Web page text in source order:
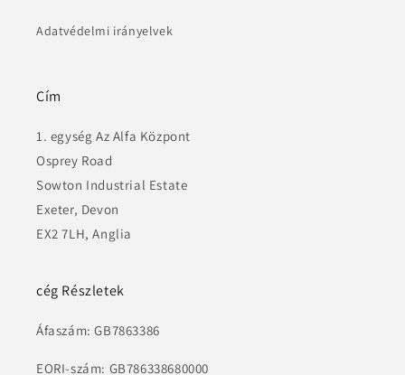
Adatvédelmi irányelvek
Cím
1. egység Az Alfa Központ
Osprey Road
Sowton Industrial Estate
Exeter, Devon
EX2 7LH, Anglia
cég Részletek
Áfaszám: GB7863386
EORI-szám: GB786338680000